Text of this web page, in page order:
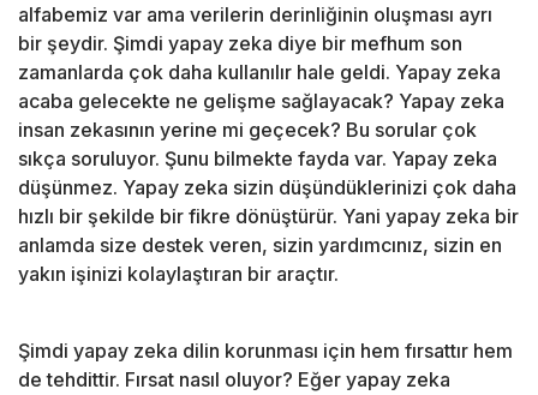
alfabemiz var ama verilerin derinliğinin oluşması ayrı
bir şeydir. Şimdi yapay zeka diye bir mefhum son
zamanlarda çok daha kullanılır hale geldi. Yapay zeka
acaba gelecekte ne gelişme sağlayacak? Yapay zeka
insan zekasının yerine mi geçecek? Bu sorular çok
sıkça soruluyor. Şunu bilmekte fayda var. Yapay zeka
düşünmez. Yapay zeka sizin düşündüklerinizi çok daha
hızlı bir şekilde bir fikre dönüştürür. Yani yapay zeka bir
anlamda size destek veren, sizin yardımcınız, sizin en
yakın işinizi kolaylaştıran bir araçtır.
Şimdi yapay zeka dilin korunması için hem fırsattır hem
de tehdittir. Fırsat nasıl oluyor? Eğer yapay zeka